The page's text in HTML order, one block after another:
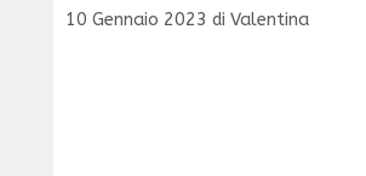
10 Gennaio 2023 di Valentina